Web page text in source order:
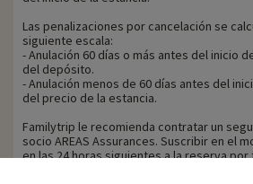
Las penalizaciones por cancelación se
siguiente escala:
- Anulación 60 días o más antes del inicio
del depósito.
- Anulación menos de 60 días antes del
del precio de la estancia.
Familytrip le recomienda contratar un
socio AREAS Assurances. Suscribir en el
en las 24 horas siguientes a la reserva